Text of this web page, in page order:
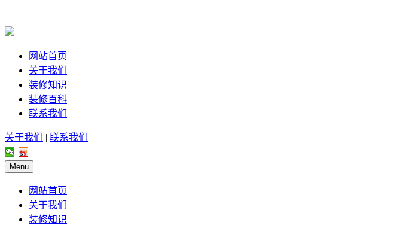
网站首页
关于我们
装修知识
装修百科
联系我们
关于我们 | 联系我们 |
Menu
网站首页
关于我们
装修知识